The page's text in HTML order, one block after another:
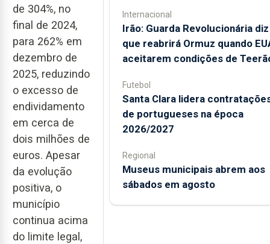
de 304%, no
final de 2024,
para 262% em
dezembro de
2025, reduzindo
o excesso de
endividamento
em cerca de
dois milhões de
euros. Apesar
da evolução
positiva, o
município
continua acima
do limite legal,
Internacional
Irão: Guarda Revolucionária diz
que reabrirá Ormuz quando
aceitarem condições de
Futebol
Santa Clara lidera
de portugueses na época
2026/2027
Regional
Museus municipais abrem aos
sábados em agosto